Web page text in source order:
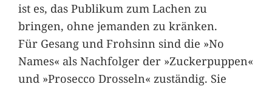
ist es, das Publikum zum Lachen zu
bringen, ohne jemanden zu kränken.
Für Gesang und Frohsinn sind die »No
Names« als Nachfolger der »Zuckerpuppen«
und »Prosecco Drosseln« zuständig. Sie